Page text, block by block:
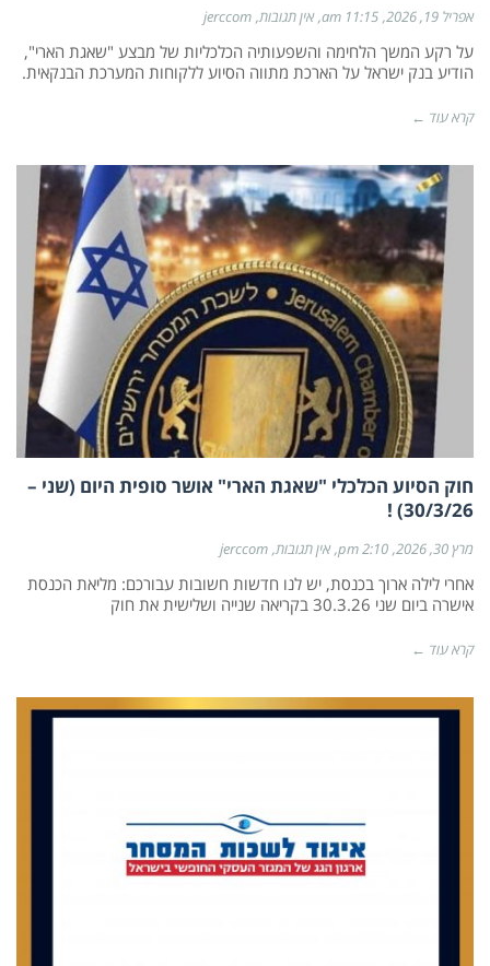
אפריל 19, 2026 11:15 am אין תגובות jerccom
על רקע המשך הלחימה והשפעותיה הכלכליות של מבצע "שאגת הארי",
הודיע בנק ישראל על הארכת מתווה הסיוע ללקוחות המערכת הבנקאית.
קרא עוד ←
חוק הסיוע הכלכלי "שאגת הארי" אושר סופית היום (שני –
30/3/26) !
מרץ 30, 2026 2:10 pm אין תגובות jerccom
אחרי לילה ארוך בכנסת, יש לנו חדשות חשובות עבורכם: מליאת הכנסת
אישרה ביום שני 30.3.26 בקריאה שנייה ושלישית את חוק
קרא עוד ←